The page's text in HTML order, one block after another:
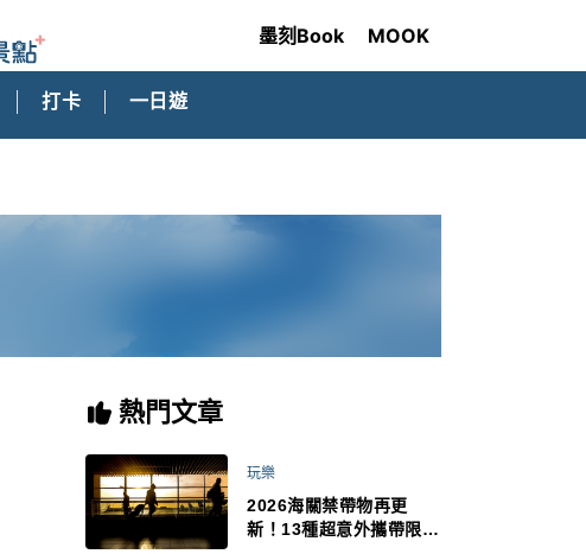
墨刻Book MOOK
打卡 一日遊
熱門文章
玩樂
2026海關禁帶物再更
新！13種超意外攜帶限